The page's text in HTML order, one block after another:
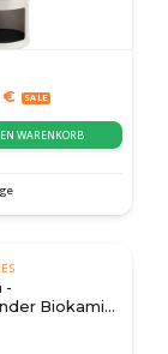
€
WARENKORB
-
Biokamin